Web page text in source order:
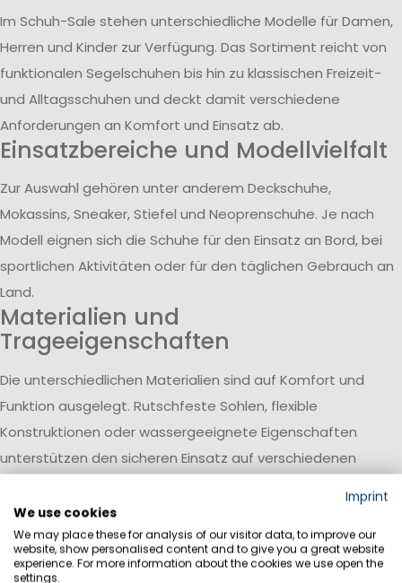
Im Schuh-Sale stehen unterschiedliche Modelle für Damen,
Herren und Kinder zur Verfügung. Das Sortiment reicht von
funktionalen Segelschuhen bis hin zu klassischen Freizeit-
und Alltagsschuhen und deckt damit verschiedene
Anforderungen an Komfort und Einsatz ab.
Einsatzbereiche und Modellvielfalt
Zur Auswahl gehören unter anderem Deckschuhe,
Mokassins, Sneaker, Stiefel und Neoprenschuhe. Je nach
Modell eignen sich die Schuhe für den Einsatz an Bord, bei
sportlichen Aktivitäten oder für den täglichen Gebrauch an
Land.
Materialien und
Trageeigenschaften
Die unterschiedlichen Materialien sind auf Komfort und
Funktion ausgelegt. Rutschfeste Sohlen, flexible
Konstruktionen oder wassergeeignete Eigenschaften
unterstützen den sicheren Einsatz auf verschiedenen
Auswahl und Ergänzung
Die reduzierten Modelle ermöglichen es, bestehende
Ausrüstung zu ergänzen oder gezielt ein passendes Paar
Imprint
We use cookies
We may place these for analysis of our visitor data, to improve our
website, show personalised content and to give you a great website
experience. For more information about the cookies we use open the
settings.